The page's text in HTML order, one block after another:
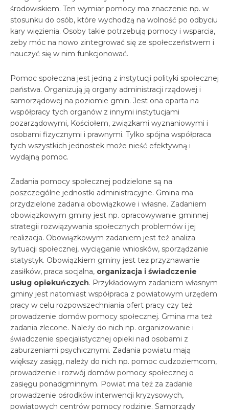
środowiskiem. Ten wymiar pomocy ma znaczenie np. w
stosunku do osób, które wychodzą na wolność po odbyciu
kary więzienia. Osoby takie potrzebują pomocy i wsparcia,
żeby móc na nowo zintegrować się ze społeczeństwem i
nauczyć się w nim funkcjonować.
Pomoc społeczna jest jedną z instytucji polityki społecznej
państwa. Organizują ją organy administracji rządowej i
samorządowej na poziomie gmin. Jest ona oparta na
współpracy tych organów z innymi instytucjami
pozarządowymi, Kościołem, związkami wyznaniowymi i
osobami fizycznymi i prawnymi. Tylko spójna współpraca
tych wszystkich jednostek może nieść efektywną i
wydajną pomoc.
Zadania pomocy społecznej podzielone są na
poszczególne jednostki administracyjne. Gmina ma
przydzielone zadania obowiązkowe i własne. Zadaniem
obowiązkowym gminy jest np. opracowywanie gminnej
strategii rozwiązywania społecznych problemów i jej
realizacja. Obowiązkowym zadaniem jest też analiza
sytuacji społecznej, wyciąganie wniosków, sporządzanie
statystyk. Obowiązkiem gminy jest też przyznawanie
zasiłków, praca socjalna, organizacja i świadczenie
usług opiekuńczych. Przykładowym zadaniem własnym
gminy jest natomiast współpraca z powiatowym urzędem
pracy w celu rozpowszechniania ofert pracy czy też
prowadzenie domów pomocy społecznej. Gmina ma też
zadania zlecone. Należy do nich np. organizowanie i
świadczenie specjalistycznej opieki nad osobami z
zaburzeniami psychicznymi. Zadania powiatu mają
większy zasięg, należy do nich np. pomoc cudzoziemcom,
prowadzenie i rozwój domów pomocy społecznej o
zasięgu ponadgminnym. Powiat ma też za zadanie
prowadzenie ośrodków interwencji kryzysowych,
powiatowych centrów pomocy rodzinie. Samorządy